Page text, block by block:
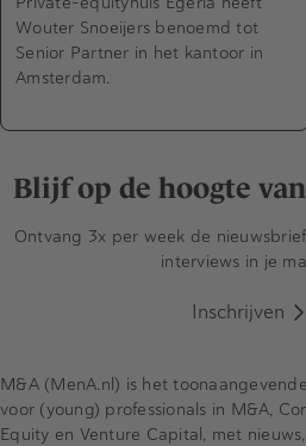
Wouter Snoeijers benoemd tot
Senior Partner in het kantoor in
Amsterdam.
Blijf op de hoogte
Ontvang 3x per week de
interviews in je
Inschrijven
M&A (MenA.nl) is het
voor (young) professionals in M&A,
Equity en Venture Capital, met